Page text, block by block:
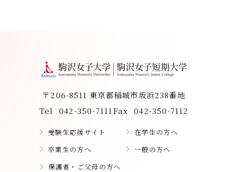
〒206-8511 東京都稲城市坂浜238番地
Tel
042-350-7111 Fax 042-350-7112
受験生応援サイト
在学生の方へ
卒業生の方へ
一般の方へ
保護者・ご父母の方へ